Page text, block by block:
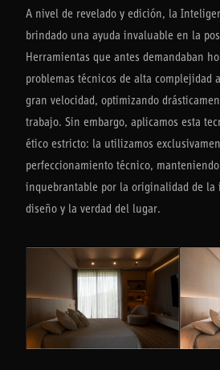
A nivel de revelado y edición, la
brindado una ayuda invaluable en la
Herramientas que antes demandaban
problemas técnicos de alta complejidad
gran velocidad, optimizando
trabajo. Sin embargo, aplicamos esta
ético estricto: la utilizamos
perfeccionamiento técnico,
inquebrantable por la originalidad de la
diseño y la verdad del lugar.